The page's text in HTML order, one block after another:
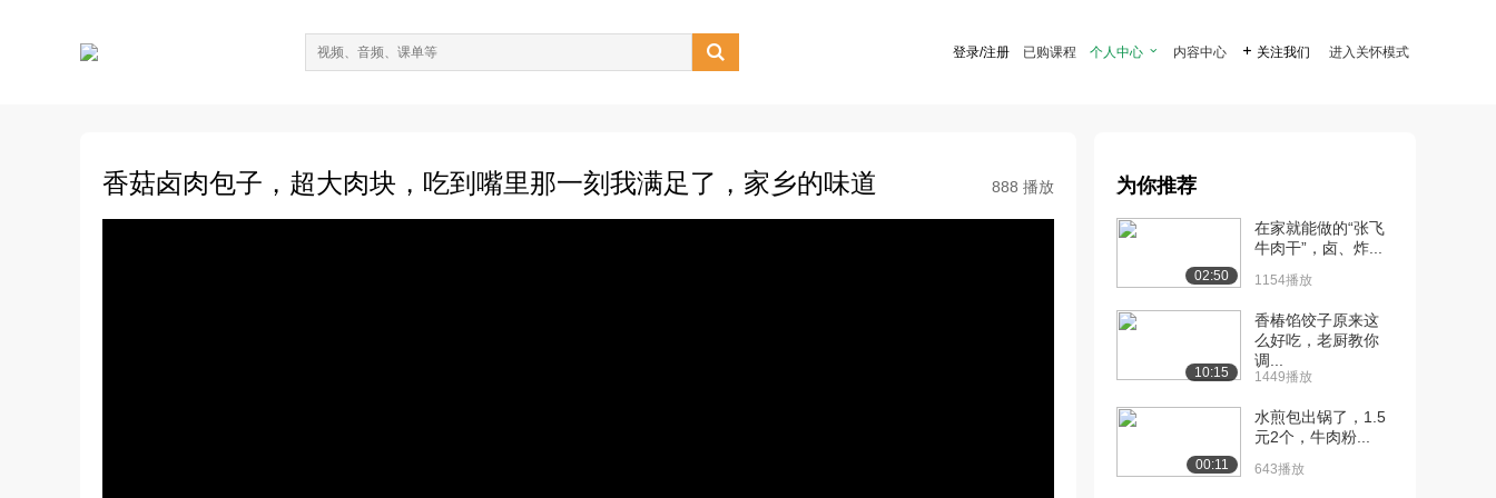
 登录/注册 已购课程 个人中心  内容中心  关注我们 进入关怀模式
香菇卤肉包子，超大肉块，吃到嘴里那一刻我满足了，家乡的味道 888 播放 为你推荐
02:50
在家就能做的“张飞
牛肉干”，卤、炸...
1154播放
10:15
香椿馅饺子原来这
么好吃，老厨教你
调...
1449播放
00:11
水煎包出锅了，1.5
元2个，牛肉粉...
643播放